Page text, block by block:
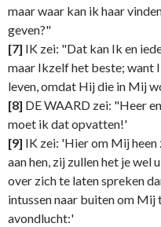
maar waar kan ik haar
geven?"
[7] IK zei: "Dat kan Ik en
maar Ikzelf het beste; want
leven, omdat Hij die in Mij
[8] DE WAARD zei: "Heer
moet ik dat opvatten!'
[9] IK zei: 'Hier om Mij
aan hen, zij zullen het je
over zich te laten spreken
intussen naar buiten om
avondlucht:'